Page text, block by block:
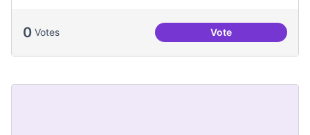
0 Votes VoteMillorar la